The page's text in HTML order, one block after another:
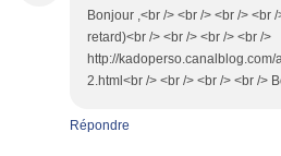
Bonjour ,<br /> <br /> <br /> <br
retard)<br /> <br /> <br /> <br />
http://
2.html<br /> <br /> <br /> <br />
Répondre